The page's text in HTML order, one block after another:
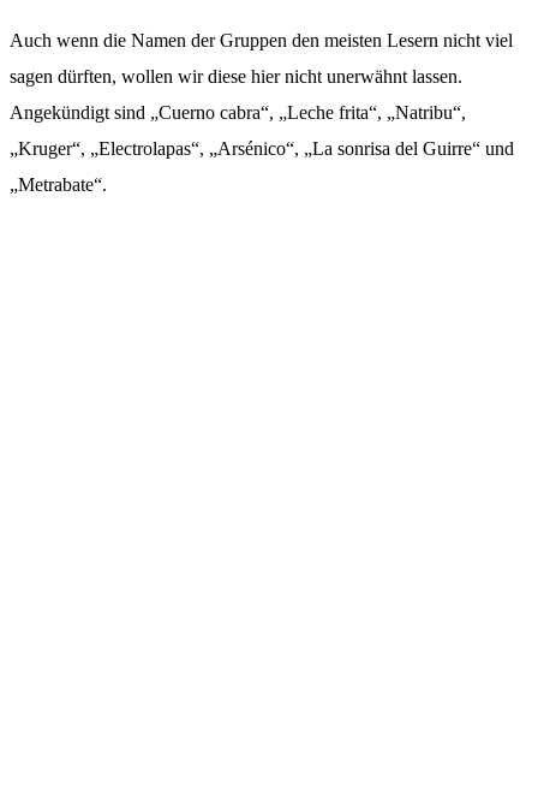
Auch wenn die Namen der Gruppen den meisten Lesern nicht viel
sagen dürften, wollen wir diese hier nicht unerwähnt lassen.
Angekündigt sind „Cuerno cabra“, „Leche frita“, „Natribu“,
„Kruger“, „Electrolapas“, „Arsénico“, „La sonrisa del Guirre“ und
„Metrabate“.